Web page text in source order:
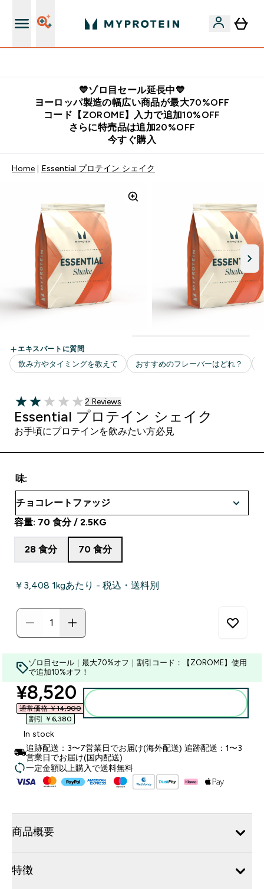
💙ゾロ目セール延長中💙
ヨーロッパ製造の幅広い商品が最大70%OFF
コード【ZOROME】入力で追加10%OFF
さらに特売品は追加20%OFF
今すぐ購入
Home Essential プロテイン シェイク
2 out of 5 stars
2 ＋件の口コミ
2 Reviews
Essential プロテイン シェイク
お手頃にプロテインを飲みたい方必見
味:
容量: 70 食分 / 2.5KG
28 食分 70 食分
￥3,408‎ 1kgあたり - 税込・送料別
ゾロ目セール｜最大70%オフ｜割引コード：【ZOROME】使用
で追加10%オフ！
discounted price
¥8,520‎
通常価格 ￥14,900‎
割引 ￥6,380‎
In stock
追跡配送：3〜7営業日でお届け(海外配送) 追跡配送：1〜3
営業日でお届け(国内配送)
一定金額以上購入で送料無料
商品概要
特徴